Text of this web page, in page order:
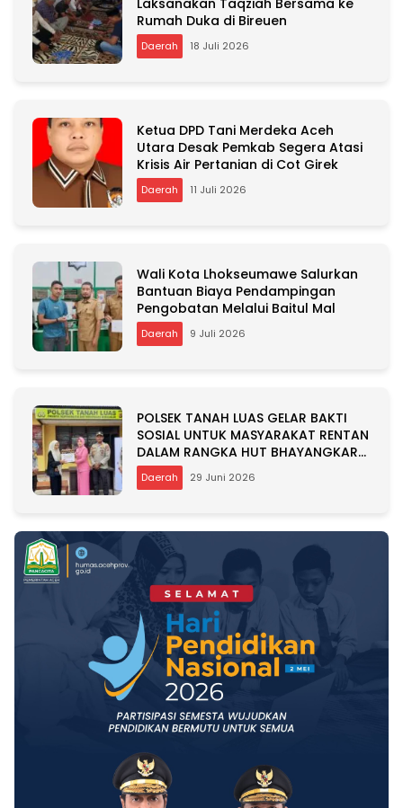
Laksanakan Taqziah Bersama ke
Rumah Duka di Bireuen
Daerah 18 Juli 2026
Ketua DPD Tani Merdeka Aceh
Utara Desak Pemkab Segera Atasi
Krisis Air Pertanian di Cot Girek
Daerah 11 Juli 2026
Wali Kota Lhokseumawe Salurkan
Bantuan Biaya Pendampingan
Pengobatan Melalui Baitul Mal
Daerah 9 Juli 2026
POLSEK TANAH LUAS GELAR BAKTI
SOSIAL UNTUK MASYARAKAT RENTAN
DALAM RANGKA HUT BHAYANGKARA
KE-80
Daerah 29 Juni 2026